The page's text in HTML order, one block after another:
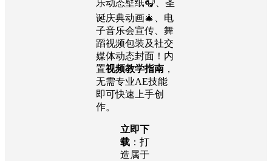
乐动态壁纸🎧、圣
诞庆典动画🎄、电
子音乐会宣传、舞
蹈视频包装及社交
媒体动态封面！内
置视频教学指南 ，
无需专业AE技能
即可快速上手创
作。
立即下
载 ：打
造属于